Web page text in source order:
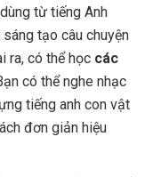
từ tiếng Anh
tạo câu chuyện
ra, có thể học các
có thể nghe nhạc
tiếng anh con vật
đơn giản hiệu